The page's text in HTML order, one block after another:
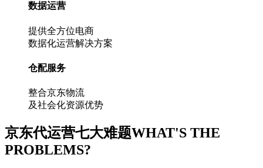
数据运营
提供全方位电商
数据化运营解决方案
仓配服务
整合京东物流
及社会化资源优势
京东代运营七大难题WHAT'S THE
PROBLEMS?